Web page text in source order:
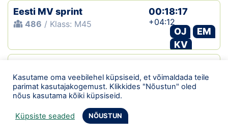
Eesti MV sprint
486 / Klass: M45
00:18:17
+04:12
OJ
EM
KV
138/ Klass: R1M +14:02
Põlva 4. teisipäevak
Kasutame oma veebilehel küpsiseid, et võimaldada teile
parimat kasutajakogemust. Klikkides "Nõustun" oled
nõus kasutama kõiki küpsiseid.
Küpsiste seaded NÕUSTUN